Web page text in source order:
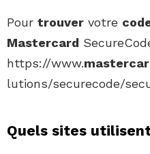
Pour trouver votre
Mastercard
https://www.
lutions/securecode/
Quels sites